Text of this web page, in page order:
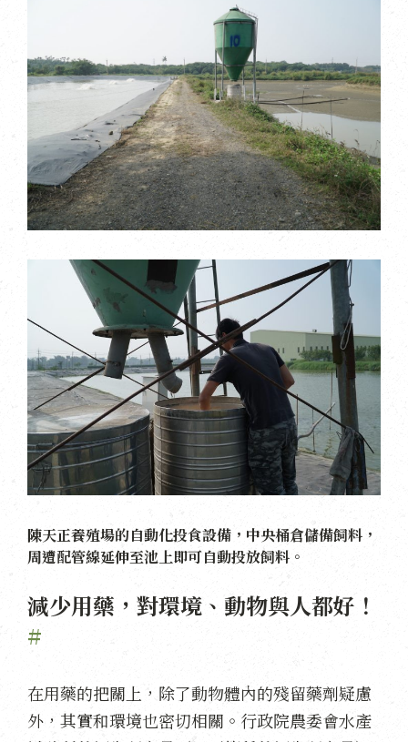
陳天正養殖場的自動化投食設備，中央桶倉儲備飼料，
周遭配管線延伸至池上即可自動投放飼料。
減少用藥，對環境、動物與人都好！
#
在用藥的把關上，除了動物體內的殘留藥劑疑慮
外，其實和環境也密切相關。行政院農委會水產